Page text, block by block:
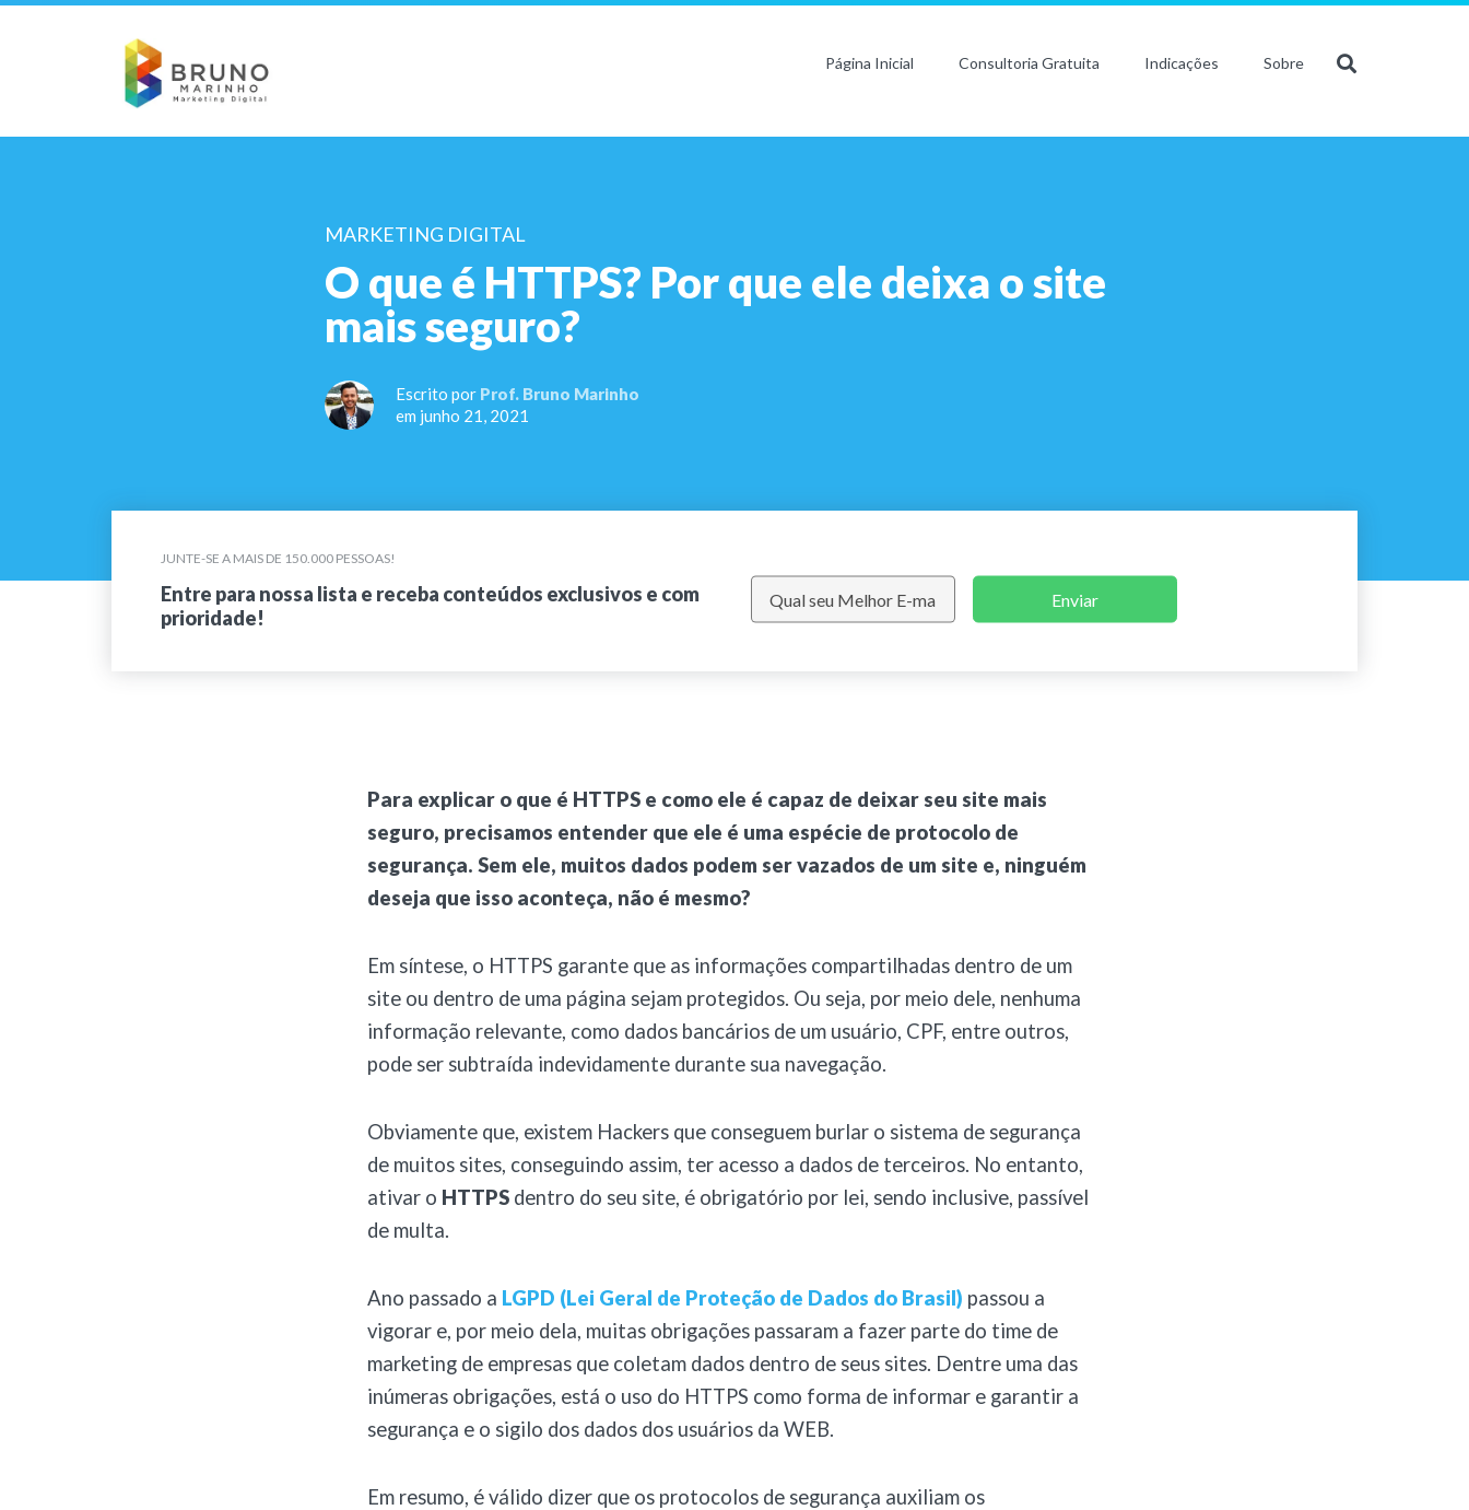
Página Inicial Consultoria Gratuita Indicações Sobre
MARKETING DIGITAL
O que é HTTPS? Por que ele deixa o site
mais seguro?
Escrito por Prof. Bruno Marinho
em junho 21, 2021
JUNTE-SE A MAIS DE 150.000 PESSOAS!
Entre para nossa lista e receba conteúdos exclusivos e com
prioridade!
Enviar
Para explicar o que é HTTPS e como ele é capaz de deixar seu site mais
seguro, precisamos entender que ele é uma espécie de protocolo de
segurança. Sem ele, muitos dados podem ser vazados de um site e, ninguém
deseja que isso aconteça, não é mesmo?
Em síntese, o HTTPS garante que as informações compartilhadas dentro de um
site ou dentro de uma página sejam protegidos. Ou seja, por meio dele, nenhuma
informação relevante, como dados bancários de um usuário, CPF, entre outros,
pode ser subtraída indevidamente durante sua navegação.
Obviamente que, existem Hackers que conseguem burlar o sistema de segurança
de muitos sites, conseguindo assim, ter acesso a dados de terceiros. No entanto,
ativar o HTTPS dentro do seu site, é obrigatório por lei, sendo inclusive, passível
de multa.
Ano passado a LGPD (Lei Geral de Proteção de Dados do Brasil) passou a
vigorar e, por meio dela, muitas obrigações passaram a fazer parte do time de
marketing de empresas que coletam dados dentro de seus sites. Dentre uma das
inúmeras obrigações, está o uso do HTTPS como forma de informar e garantir a
segurança e o sigilo dos dados dos usuários da WEB.
Em resumo, é válido dizer que os protocolos de segurança auxiliam os